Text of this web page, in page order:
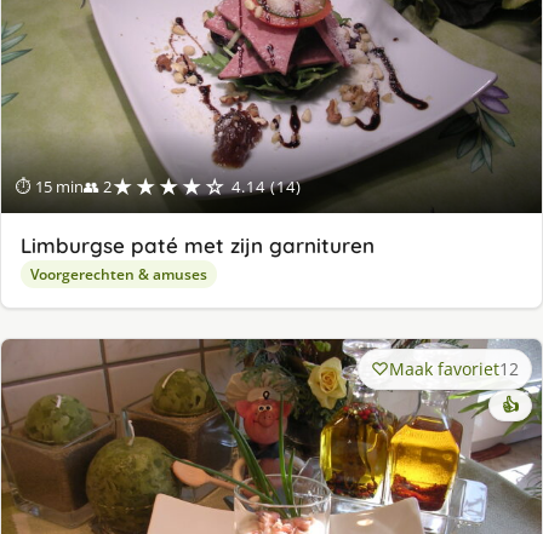
⏱ 15 min👥 2★★★★☆ 4.14 (14)
Limburgse paté met zijn garnituren
Voorgerechten & amuses
Maak favoriet12
👍